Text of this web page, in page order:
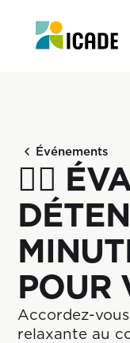
Événements
💆‍♀️
POUR
Accordez-
relaxante au